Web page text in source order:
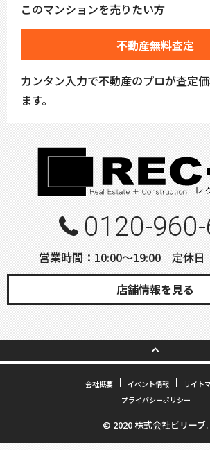
このマンションを売りたい方
不動産無料査定
カンタン入力で不動産のプロが査定
ます。
0120-
営業時間：10:00〜19:00 定休日
店舗情報を見る
会社概要 イベント情報
サイト
プライバシーポリシー
© 2020 株式会社ビリーブ.